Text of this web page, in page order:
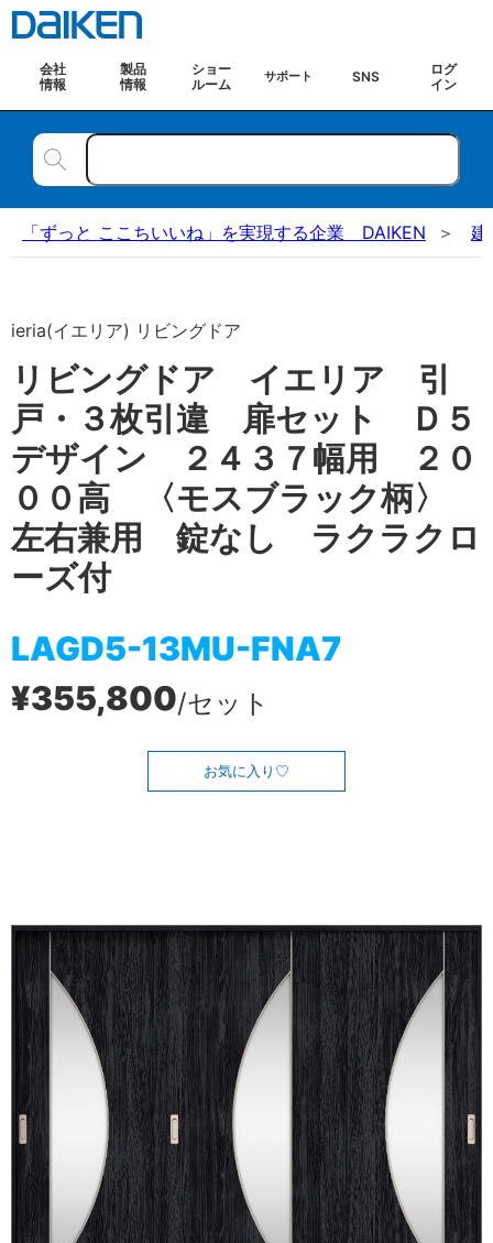
会社
情報
製品
情報
ショー
ルーム
サポート SNS
ログ
イン
「ずっと ここちいいね」を実現する企業 DAIKEN 建
ieria(イエリア) リビングドア
リビングドア イエリア 引
戸・３枚引違 扉セット Ｄ５
デザイン ２４３７幅用 ２０
００高 〈モスブラック柄〉
左右兼用 錠なし ラクラクロ
ーズ付
LAGD5-13MU-FNA7
¥355,800/セット
お気に入り